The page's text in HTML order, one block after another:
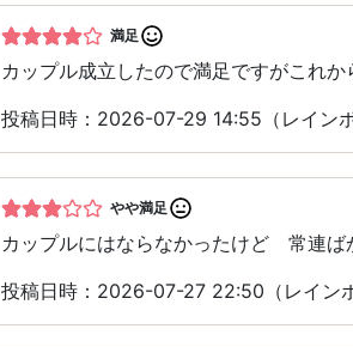
満足
カップル成立したので満足ですがこれ
投稿日時：2026-07-29 14:55（レイン
やや満足
カップルにはならなかったけど 常連ば
投稿日時：2026-07-27 22:50（レイン